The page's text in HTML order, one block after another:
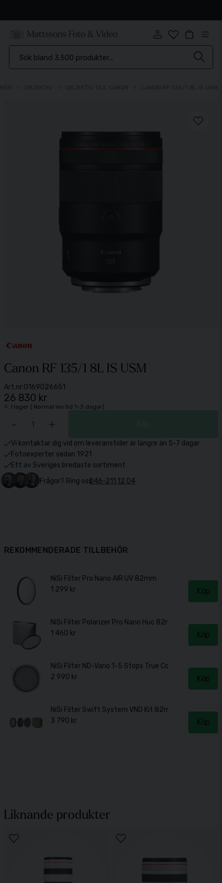
Canon RF 135/1 8L IS USM
Art.nr:0169026651
26 830 kr
I lager ( Normal lev.tid 1-3 dagar)
- +
Vi kontaktar dig vid om leveranstider är längre än 5-7 dagar
Fotoexperter sedan 1921
Ett av Sveriges bredaste sortiment
Frågor? Ring oss046-211 12 04
Liknande produkter
REKOMMENDERADE TILLBEHÖR
NiSi Filter Pro Nano AIR UV 82mm
1 299 kr
Köp
NiSi Filter Polarizer Pro Nano Huc 82mm
1 460 kr
Köp
NiSi Filter ND-Vario 1-5 Stops True Color 82mm
2 990 kr
Köp
NiSi Filter Swift System VND Kit 82mm
3 790 kr
Köp